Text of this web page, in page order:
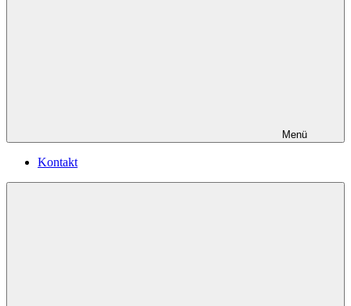
Menü
Kontakt